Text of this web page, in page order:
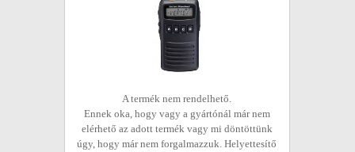
A termék nem rendelhető.
Ennek oka, hogy vagy a gyártónál már nem
elérhető az adott termék vagy mi döntöttünk
úgy, hogy már nem forgalmazzuk. Helyettesítő